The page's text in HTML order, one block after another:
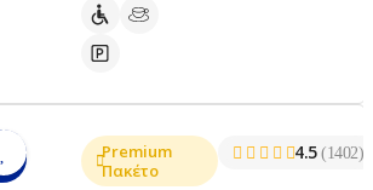
Premium
Πακέτο
4.5(1402)